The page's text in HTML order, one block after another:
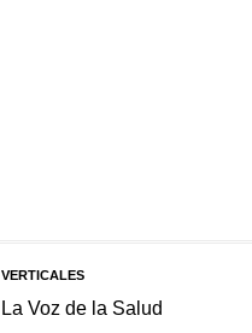
VERTICALES
La Voz de la Salud